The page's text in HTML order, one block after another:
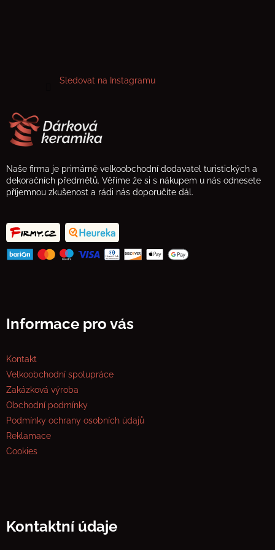
Sledovat na Instagramu
Naše firma je primárně velkoobchodní dodavatel turistických a
dekoračních předmětů. Věříme že si s nákupem u nás odnesete
příjemnou zkušenost a rádi nás doporučíte dál.
Informace pro vás
Kontakt
Velkoobchodní spolupráce
Zakázková výroba
Obchodní podmínky
Podmínky ochrany osobních údajů
Reklamace
Cookies
Kontaktní údaje